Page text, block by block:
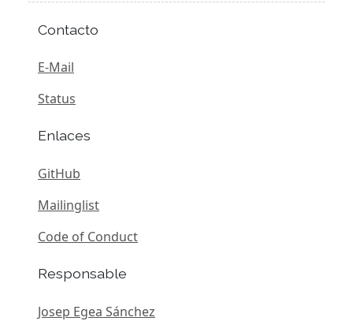
Contacto
E-Mail
Status
Enlaces
GitHub
Mailinglist
Code of Conduct
Responsable
Josep Egea Sánchez